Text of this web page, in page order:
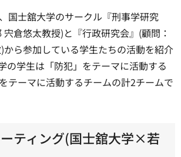
国士舘大学のサークル『刑事学研究
倉悠太教授)と『行政研究会』(顧問：
から参加している学生たちの活動を紹介
の学生は「防犯」をテーマに活動する
テーマに活動するチームの計2チームで
ティング(国士舘大学×若